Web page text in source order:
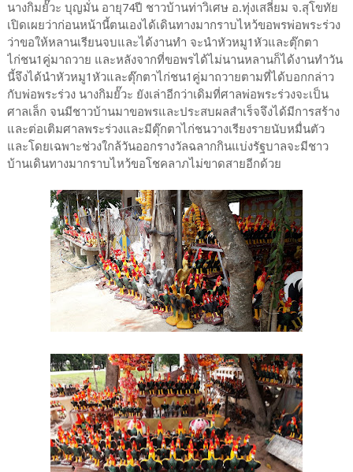
นางกิมยั๊วะ บุญมั่น อายุ74ปี ชาวบ้านท่าวิเศษ อ.ทุ่งเสลี่ยม จ.สุโขทัย
เปิดเผยว่าก่อนหน้านี้ตนเองได้เดินทางมากราบไหว้ขอพรพ่อพระร่วง
ว่าขอให้หลานเรียนจบและได้งานทำ จะนำหัวหมู1หัวและตุ๊กตา
ไก่ชน1คู่มาถวาย และหลังจากที่ขอพรได้ไม่นานหลานก็ได้งานทำวัน
นี้จึงได้นำหัวหมู1หัวและตุ๊กตาไก่ชน1คู่มาถวายตามที่ได้บอกกล่าว
กับพ่อพระร่วง นางกิมยั๊วะ ยังเล่าอีกว่าเดิมที่ศาลพ่อพระร่วงจะเป็น
ศาลเล็ก จนมีชาวบ้านมาขอพรและประสบผลสำเร็จจึงได้มีการสร้าง
และต่อเติมศาลพระร่วงและมีตุ๊กตาไก่ชนวางเรียงรายนับหมื่นตัว
และโดยเฉพาะช่วงใกล้วันออกรางวัลฉลากกินแบ่งรัฐบาลจะมีชาว
บ้านเดินทางมากราบไหว้ขอโชคลาภไม่ขาดสายอีกด้วย